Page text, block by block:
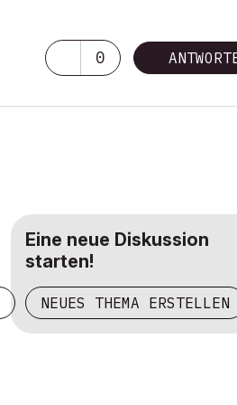
0
Eine neue Diskussion
starten!
NEUES THEMA ERSTELLEN